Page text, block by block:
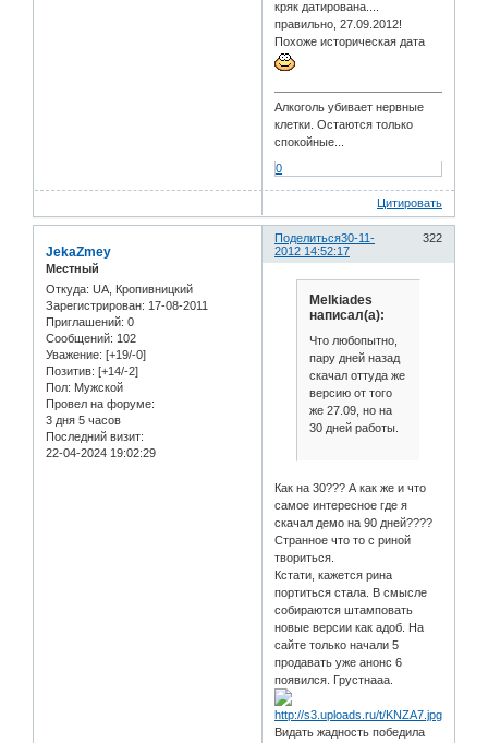
кряк датирована....
правильно, 27.09.2012!
Похоже историческая дата
Алкоголь убивает нервные
клетки. Остаются только
спокойные...
0
Цитировать
Поделиться 322
30-11-
2012 14:52:17
JekaZmey
Местный
Откуда: UA, Кропивницкий
Зарегистрирован: 17-08-2011
Приглашений: 0
Сообщений: 102
Уважение: [+19/-0]
Позитив: [+14/-2]
Пол: Мужской
Провел на форуме:
3 дня 5 часов
Последний визит:
22-04-2024 19:02:29
Melkiades
написал(а):
Что любопытно,
пару дней назад
скачал оттуда же
версию от того
же 27.09, но на
30 дней работы.
Как на 30??? А как же и что
самое интересное где я
скачал демо на 90 дней????
Странное что то с риной
твориться.
Кстати, кажется рина
портиться стала. В смысле
собираются штамповать
новые версии как адоб. На
сайте только начали 5
продавать уже анонс 6
появился. Грустнааа.
Видать жадность победила